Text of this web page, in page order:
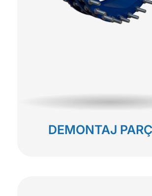
DEMONTAJ